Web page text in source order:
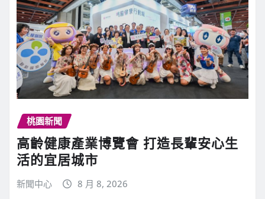
桃園新聞
高齡健康產業博覽會 打造長輩安心生
活的宜居城市
新聞中心 8 月 8, 2026